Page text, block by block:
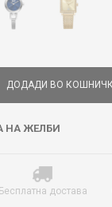
ДОДАДИ ВО
НА ЖЕЛБИ
Бесплатна достава